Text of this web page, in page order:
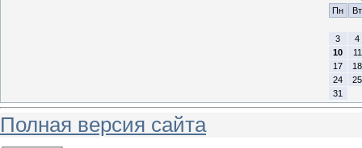
Пн
Вт
3
4
10
11
17
18
24
25
31
Полная версия сайта